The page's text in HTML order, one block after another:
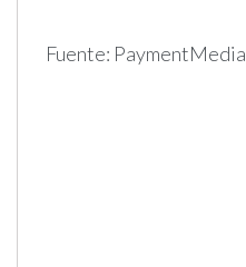
Fuente: PaymentMedia